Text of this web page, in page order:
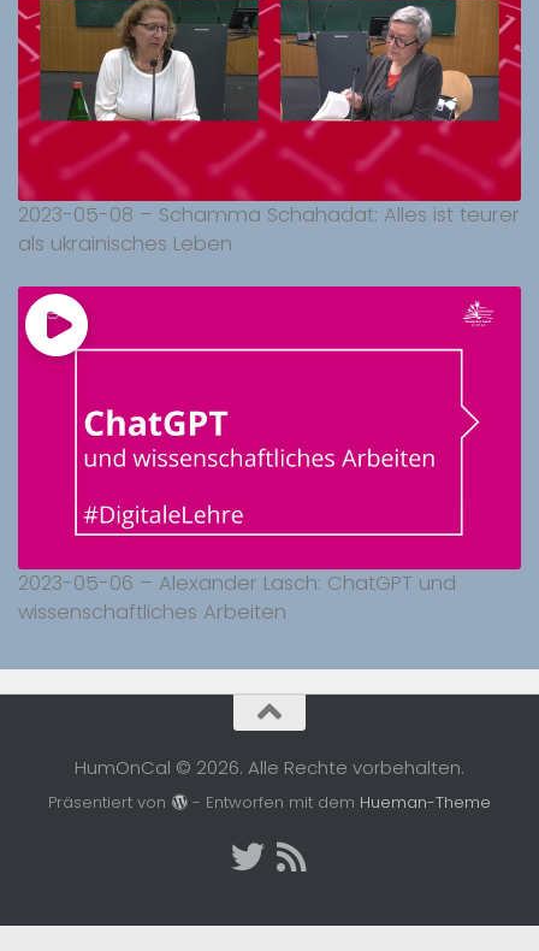
2023-05-08 – Schamma Schahadat: Alles ist teurer
als ukrainisches Leben
2023-05-06 – Alexander Lasch: ChatGPT und
wissenschaftliches Arbeiten
HumOnCal © 2026. Alle Rechte vorbehalten.
Präsentiert von - Entworfen mit dem Hueman-Theme